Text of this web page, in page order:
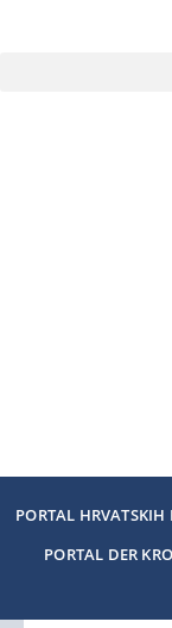
PORTAL
PORTAL DER